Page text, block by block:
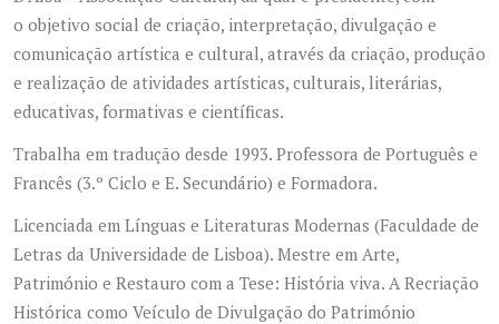
o objetivo social de criação, interpretação, divulgação e
comunicação artística e cultural, através da criação, produção
e realização de atividades artísticas, culturais, literárias,
educativas, formativas e científicas.
Trabalha em tradução desde 1993. Professora de Português e
Francês (3.º Ciclo e E. Secundário) e Formadora.
Licenciada em Línguas e Literaturas Modernas (Faculdade de
Letras da Universidade de Lisboa). Mestre em Arte,
Património e Restauro com a Tese: História viva. A Recriação
Histórica como Veículo de Divulgação do Património